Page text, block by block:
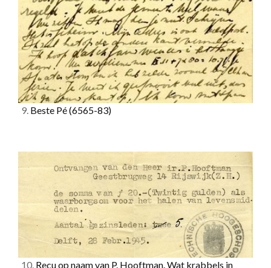
9. Beste Pé(6565-83)
10. Recu op naam van P. Hooftman. Wat krabbels in